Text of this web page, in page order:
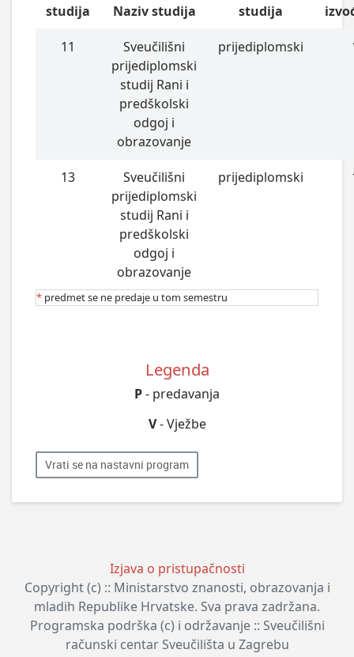
studija
Naziv studija
studija
11
Sveučilišni
prijediplomski
studij Rani i
predškolski
odgoj i
obrazovanje
prijediplomski
13
Sveučilišni
prijediplomski
studij Rani i
predškolski
odgoj i
obrazovanje
prijediplomski
* predmet se ne predaje u tom semestru
Legenda
P- predavanja
V- Vježbe
Vrati se na nastavni program
Izjava o pristupačnosti
Copyright (c) :: Ministarstvo znanosti, obrazovanja i
mladih Republike Hrvatske. Sva prava zadržana.
Programska podrška (c) i održavanje :: Sveučilišni
računski centar Sveučilišta u Zagrebu